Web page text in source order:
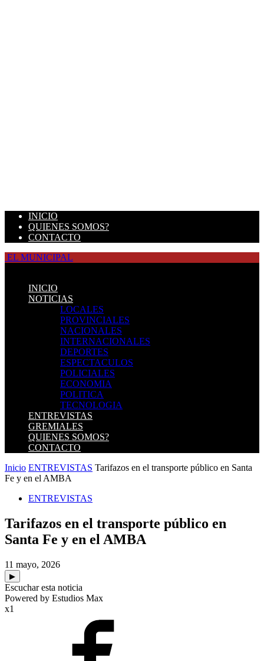
INICIO
QUIENES SOMOS?
CONTACTO
EL MUNICIPAL
INICIO
NOTICIAS
LOCALES
PROVINCIALES
NACIONALES
INTERNACIONALES
DEPORTES
ESPECTACULOS
POLICIALES
ECONOMIA
POLITICA
TECNOLOGIA
ENTREVISTAS
GREMIALES
QUIENES SOMOS?
CONTACTO
Inicio ENTREVISTAS Tarifazos en el transporte público en Santa
Fe y en el AMBA
ENTREVISTAS
Tarifazos en el transporte público en
Santa Fe y en el AMBA
11 mayo, 2026
▶
Escuchar esta noticia
Powered by Estudios Max
x1